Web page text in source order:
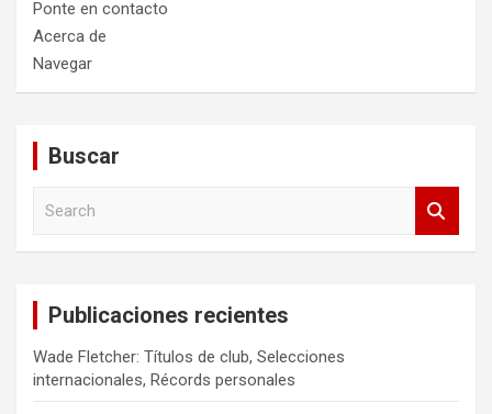
Ponte en contacto
Acerca de
Navegar
Buscar
Publicaciones recientes
Wade Fletcher: Títulos de club, Selecciones
internacionales, Récords personales